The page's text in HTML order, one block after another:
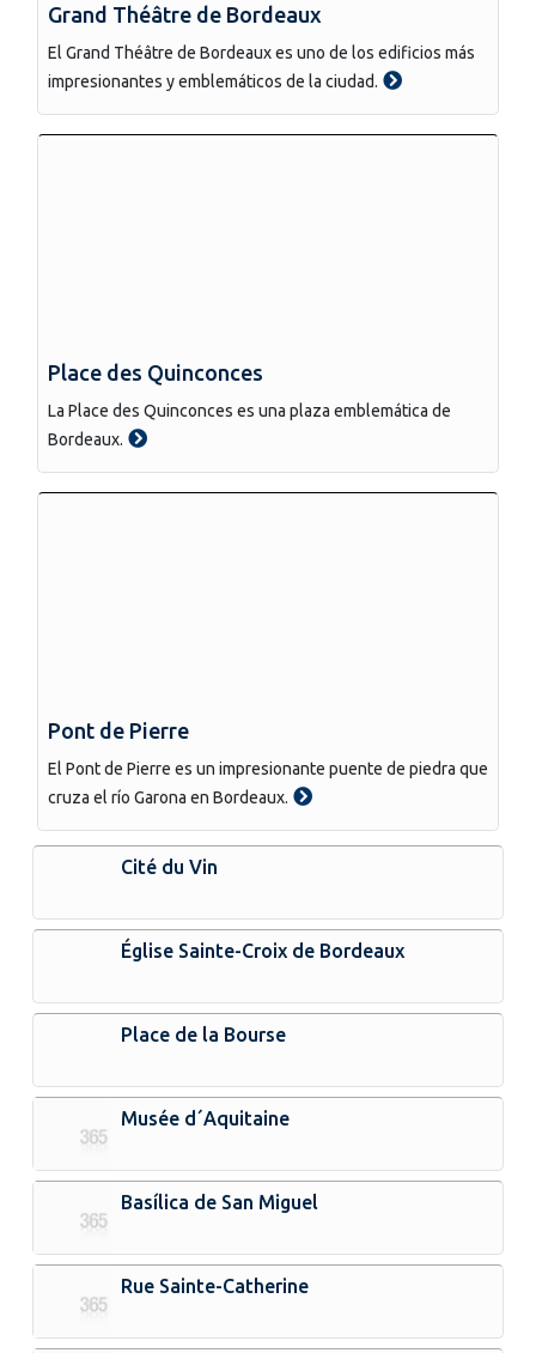
Grand Théâtre de Bordeaux
El Grand Théâtre de Bordeaux es uno de los edificios más
impresionantes y emblemáticos de la ciudad.
Place des Quinconces
La Place des Quinconces es una plaza emblemática de
Bordeaux.
Pont de Pierre
El Pont de Pierre es un impresionante puente de piedra que
cruza el río Garona en Bordeaux.
Cité du Vin
Église Sainte-Croix de Bordeaux
Place de la Bourse
Musée d´Aquitaine
Basílica de San Miguel
Rue Sainte-Catherine